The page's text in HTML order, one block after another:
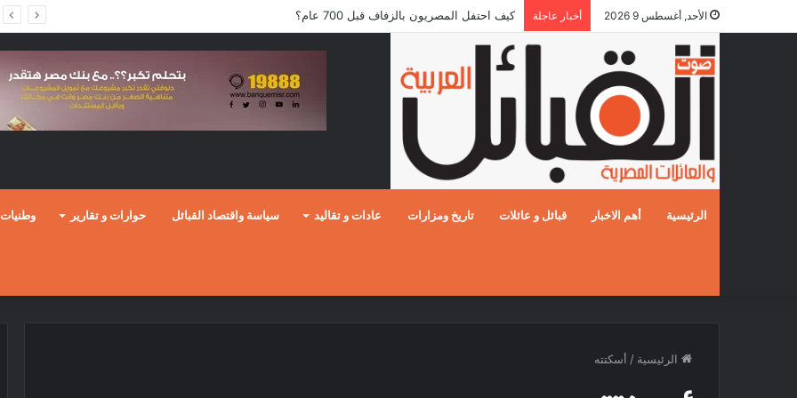
الأحد, أغسطس 9 2026 أخبار عاجلة كيف احتفل المصريون بالزفاف قبل 700 عام؟
الرئيسية أهم الاخبار قبائل و عائلات تاريخ ومزارات عادات و تقاليد سياسة واقتصاد القبائل حوارات و تقارير وطنيات
الرئيسية / أسكتته